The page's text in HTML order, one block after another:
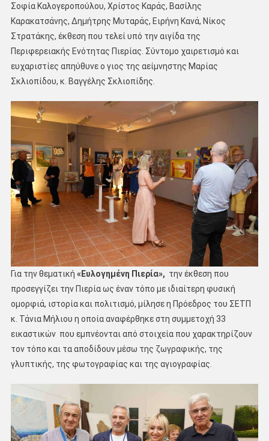
Σοφία Καλογεροπούλου, Χρίστος Καράς, Βασίλης
Καρακατσάνης, Δημήτρης Μυταράς, Ειρήνη Κανά, Νίκος
Στρατάκης, έκθεση που τελεί υπό την αιγίδα της
Περιφερειακής Ενότητας Πιερίας. Σύντομο χαιρετισμό και
ευχαριστίες απηύθυνε ο γιος της αείμνηστης Μαρίας
Σκλιοπίδου, κ. Βαγγέλης Σκλιοπίδης.
Για την θεματική «Ευλογημένη Πιερία», την έκθεση που
προσεγγίζει την Πιερία ως έναν τόπο με ιδιαίτερη φυσική
ομορφιά, ιστορία και πολιτισμό, μίλησε η Πρόεδρος του ΣΕΤΠ
κ. Τάνια Μήλιου η οποία αναφέρθηκε στη συμμετοχή 33
εικαστικών που εμπνέονται από στοιχεία που χαρακτηρίζουν
τον τόπο και τα αποδίδουν μέσω της ζωγραφικής, της
γλυπτικής, της φωτογραφίας και της αγιογραφίας.